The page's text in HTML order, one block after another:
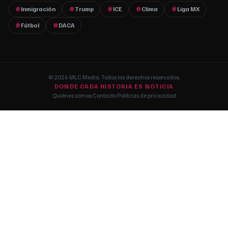
Inmigración Trump ICE Clima Liga MX
Fútbol DACA
© 2026 MLC Media. Todos los derechos reservados.
DONDE CADA HISTORIA ES NOTICIA
Quiénes somos·Contacto·Políticas de privacidad